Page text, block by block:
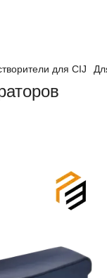
для CIJ